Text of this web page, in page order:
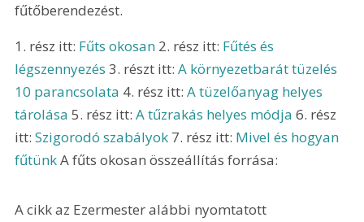
fűtőberendezést.
1. rész itt: Fűts okosan 2. rész itt: Fűtés és
légszennyezés 3. részt itt: A környezetbarát tüzelés
10 parancsolata 4. rész itt: A tüzelőanyag helyes
tárolása 5. rész itt: A tűzrakás helyes módja 6. rész
itt: Szigorodó szabályok 7. rész itt: Mivel és hogyan
fűtünk A fűts okosan összeállítás forrása:
A cikk az Ezermester alábbi nyomtatott